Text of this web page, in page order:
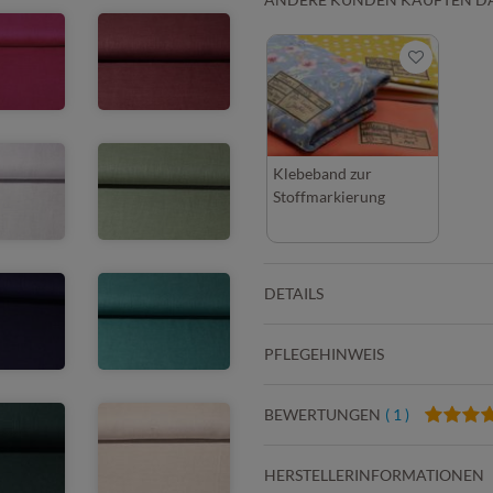
Klebeband zur
Stoffmarkierung
DETAILS
PFLEGEHINWEIS
BEWERTUNGEN ( 1 )
HERSTELLERINFORMATIONEN